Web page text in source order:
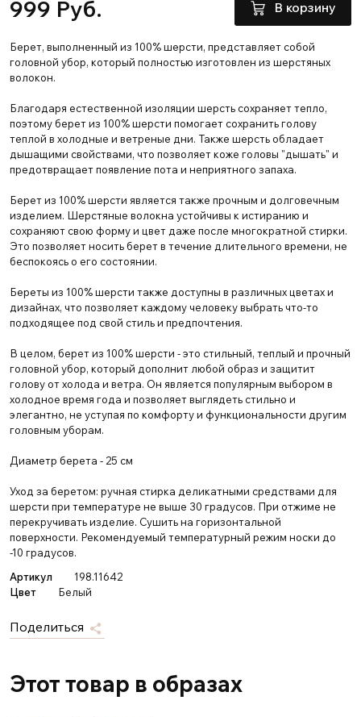
999 Руб. В корзину
Берет, выполненный из 100% шерсти, представляет собой
головной убор, который полностью изготовлен из шерстяных
волокон.
Благодаря естественной изоляции шерсть сохраняет тепло,
поэтому берет из 100% шерсти помогает сохранить голову
теплой в холодные и ветреные дни. Также шерсть обладает
дышащими свойствами, что позволяет коже головы "дышать" и
предотвращает появление пота и неприятного запаха.
Берет из 100% шерсти является также прочным и долговечным
изделием. Шерстяные волокна устойчивы к истиранию и
сохраняют свою форму и цвет даже после многократной стирки.
Это позволяет носить берет в течение длительного времени, не
беспокоясь о его состоянии.
Береты из 100% шерсти также доступны в различных цветах и
дизайнах, что позволяет каждому человеку выбрать что-то
подходящее под свой стиль и предпочтения.
В целом, берет из 100% шерсти - это стильный, теплый и прочный
головной убор, который дополнит любой образ и защитит
голову от холода и ветра. Он является популярным выбором в
холодное время года и позволяет выглядеть стильно и
элегантно, не уступая по комфорту и функциональности другим
головным уборам.
Диаметр берета - 25 см
Уход за беретом: ручная стирка деликатными средствами для
шерсти при температуре не выше 30 градусов. При отжиме не
перекручивать изделие. Сушить на горизонтальной
поверхности. Рекомендуемый температурный режим носки до
-10 градусов.
Артикул
198.11642
Цвет
Белый
Поделиться
Этот товар в образах